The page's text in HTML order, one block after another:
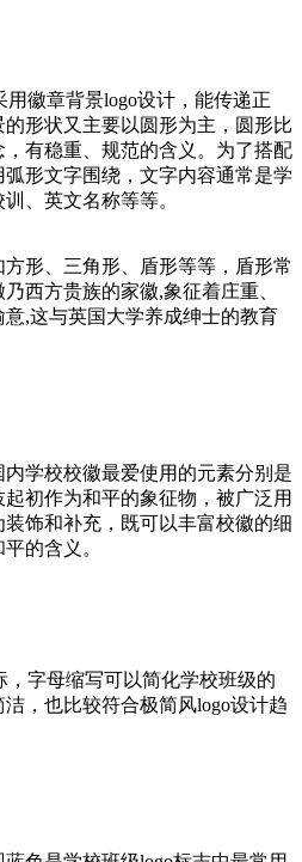
徽章背景logo设计，能传递正
形状又主要以圆形为主，圆形比
有稳重、规范的含义。为了搭配
形文字围绕，文字内容通常是学
、英文名称等等。
形、三角形、盾形等等，盾形常
西方贵族的家徽,象征着庄重、
,这与英国大学养成绅士的教育
学校校徽最爱使用的元素分别是
初作为和平的象征物，被广泛用
饰和补充，既可以丰富校徽的细
的含义。
，字母缩写可以简化学校班级的
，也比较符合极简风logo设计趋